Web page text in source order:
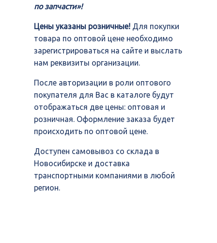
по запчасти»!
Цены указаны розничные! Для покупки
товара по оптовой цене необходимо
зарегистрироваться на сайте и выслать
нам реквизиты организации.
После авторизации в роли оптового
покупателя для Вас в каталоге будут
отображаться две цены: оптовая и
розничная. Оформление заказа будет
происходить по оптовой цене.
Доступен самовывоз со склада в
Новосибирске и доставка
транспортными компаниями в любой
регион.